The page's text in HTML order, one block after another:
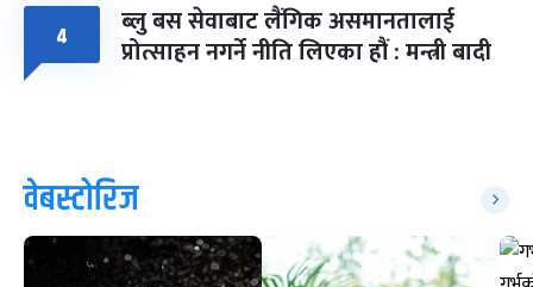
४ ब्लु बस सेवाबाट लैंगिक असमानतालाई
प्रोत्साहन नगर्ने नीति लिएका हौं : मन्त्री बादी
वेबस्टोरिज